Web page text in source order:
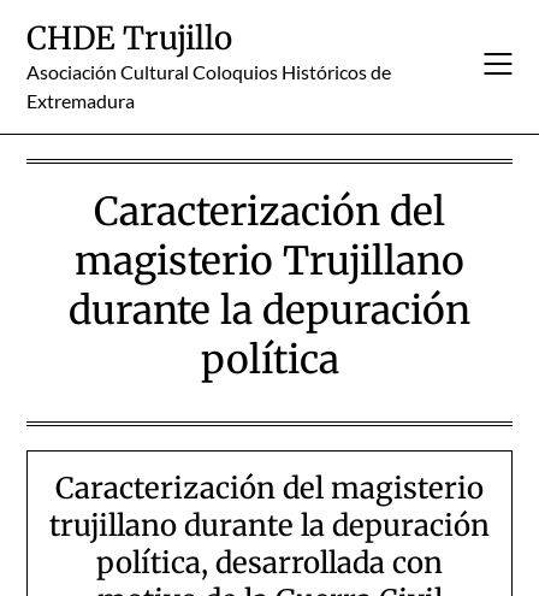
content
CHDE Trujillo
Asociación Cultural Coloquios Históricos de
Extremadura
Caracterización del
magisterio Trujillano
durante la depuración
política
Caracterización del magisterio
trujillano durante la depuración
política, desarrollada con